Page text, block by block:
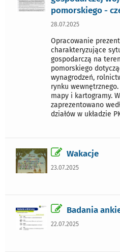
pomorskiego -
28.07.2025
Opracowanie
charakteryzujące
gospodarczą na
pomorskiego
wynagrodzeń,
rynku
mapy i kartogramy.
zaprezentowano
działów w układzie
Wakacje
23.07.2025
Badania
22.07.2025